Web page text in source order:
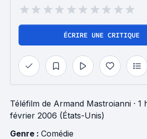
ÉCRIRE UNE CRITIQUE
Téléfilm de Armand Mastroianni · 1
février 2006 (États-Unis)
Genre : Comédie